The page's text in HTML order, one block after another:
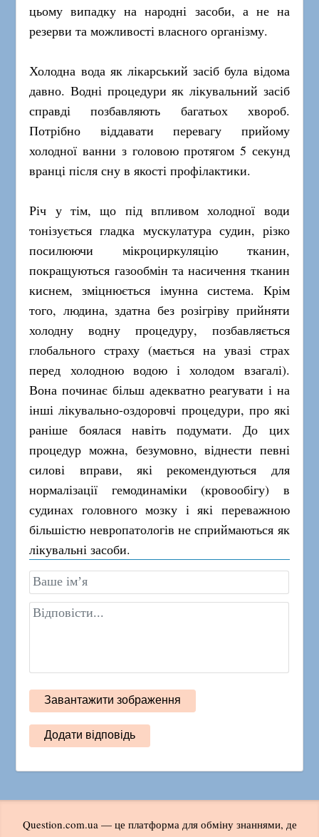
цьому випадку на народні засоби, а не на
резерви та можливості власного організму.
Холодна вода як лікарський засіб була відома
давно. Водні процедури як лікувальний засіб
справді позбавляють багатьох хвороб.
Потрібно віддавати перевагу прийому
холодної ванни з головою протягом 5 секунд
вранці після сну в якості профілактики.
Річ у тім, що під впливом холодної води
тонізується гладка мускулатура судин, різко
посилюючи мікроциркуляцію тканин,
покращуються газообмін та насичення тканин
киснем, зміцнюється імунна система. Крім
того, людина, здатна без розігріву прийняти
холодну водну процедуру, позбавляється
глобального страху (мається на увазі страх
перед холодною водою і холодом взагалі).
Вона починає більш адекватно реагувати і на
інші лікувально-оздоровчі процедури, про які
раніше боялася навіть подумати. До цих
процедур можна, безумовно, віднести певні
силові вправи, які рекомендуються для
нормалізації гемодинаміки (кровообігу) в
судинах головного мозку і які переважною
більшістю невропатологів не сприймаються як
лікувальні засоби.
Question.com.ua — це платформа для обміну знаннями, де